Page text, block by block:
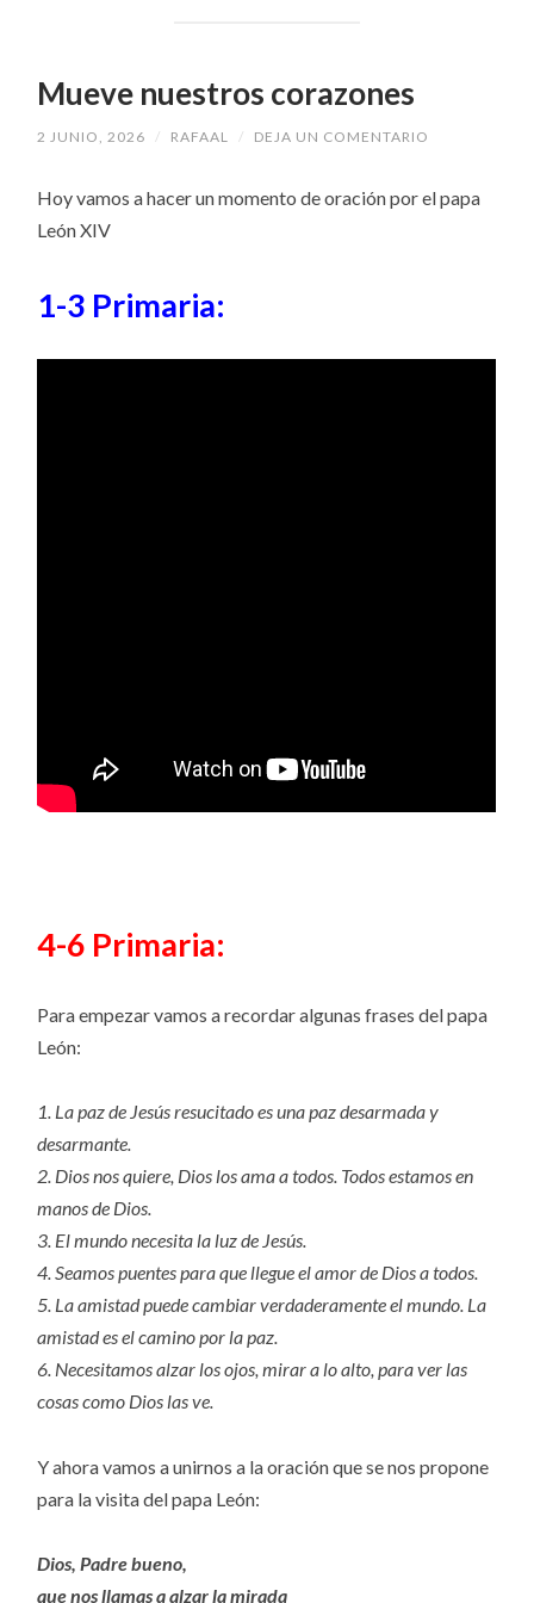
Mueve nuestros corazones
2 JUNIO, 2026 / RAFAAL / DEJA UN COMENTARIO
Hoy vamos a hacer un momento de oración por el papa
León XIV
1-3 Primaria:
4-6 Primaria:
Para empezar vamos a recordar algunas frases del papa
León:
1. La paz de Jesús resucitado es una paz desarmada y
desarmante.
2. Dios nos quiere, Dios los ama a todos. Todos estamos en
manos de Dios.
3. El mundo necesita la luz de Jesús.
4. Seamos puentes para que llegue el amor de Dios a todos.
5. La amistad puede cambiar verdaderamente el mundo. La
amistad es el camino por la paz.
6. Necesitamos alzar los ojos, mirar a lo alto, para ver las
cosas como Dios las ve.
Y ahora vamos a unirnos a la oración que se nos propone
para la visita del papa León:
Dios, Padre bueno,
que nos llamas a alzar la mirada